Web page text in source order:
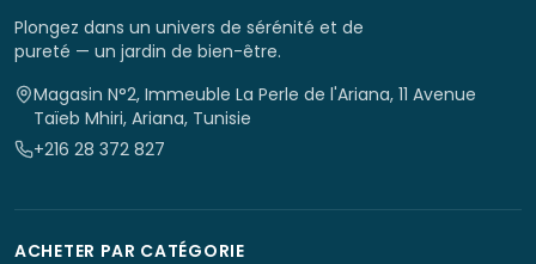
Plongez dans un univers de sérénité et de
pureté — un jardin de bien-être.
Magasin N°2, Immeuble La Perle de l'Ariana, 11 Avenue
Taïeb Mhiri, Ariana, Tunisie
+216 28 372 827
ACHETER PAR CATÉGORIE